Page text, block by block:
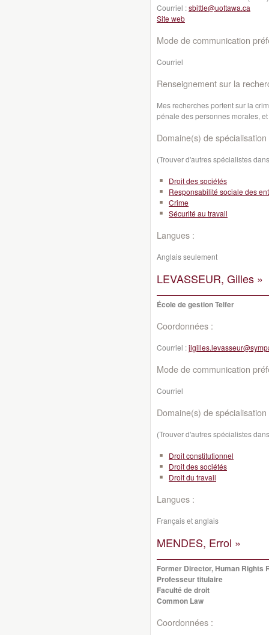
Courriel :sbittle@uottawa.ca
Site web
Mode de communication
Courriel
Renseignement sur la
Mes recherches portent sur la
pénale des personnes morales,
Domaine(s) de spécialisation
(Trouver d'autres spécialistes
Droit des sociétés
Responsabilité sociale des
Crime
Sécurité au travail
Langues :
Anglais seulement
LEVASSEUR, Gilles »
École de gestion Telfer
Coordonnées :
Courriel :
Mode de communication
Courriel
Domaine(s) de spécialisation
(Trouver d'autres spécialistes
Droit constitutionnel
Droit des sociétés
Droit du travail
Langues :
Français et anglais
MENDES, Errol »
Former Director, Human Rights
Professeur titulaire
Faculté de droit
Common Law
Coordonnées :